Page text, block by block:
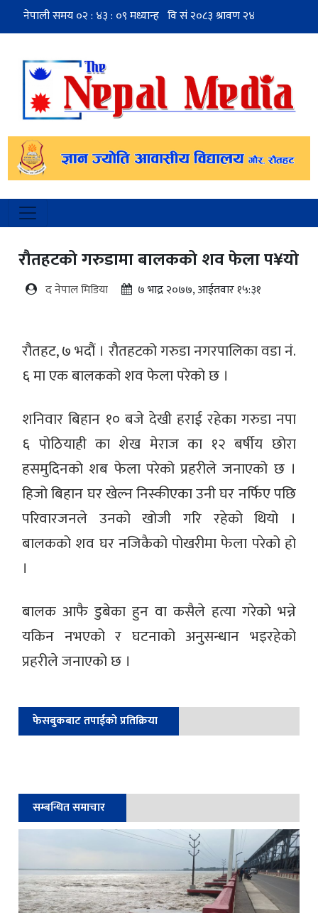
रौतहटको गरुडामा बालकको शव फेला प¥यो
द नेपाल मिडिया ७ भाद्र २०७७, आईतवार १५:३१
रौतहट, ७ भदौं । रौतहटको गरुडा नगरपालिका वडा नं.
६ मा एक बालकको शव फेला परेको छ ।
शनिवार बिहान १० बजे देखी हराई रहेका गरुडा नपा
६ पोठियाही का शेख मेराज का १२ बर्षीय छोरा
हसमुदिनको शब फेला परेको प्रहरीले जनाएको छ ।
हिजो बिहान घर खेल्न निस्कीएका उनी घर नर्फिए पछि
परिवारजनले उनको खोजी गरि रहेको थियो ।
बालकको शव घर नजिकैको पोखरीमा फेला परेको हो
।
बालक आफै डुबेका हुन वा कसैले हत्या गरेको भन्ने
यकिन नभएको र घटनाको अनुसन्धान भइरहेको
प्रहरीले जनाएको छ ।
फेसबुकबाट तपाईको प्रतिक्रिया
सम्बन्धित समाचार